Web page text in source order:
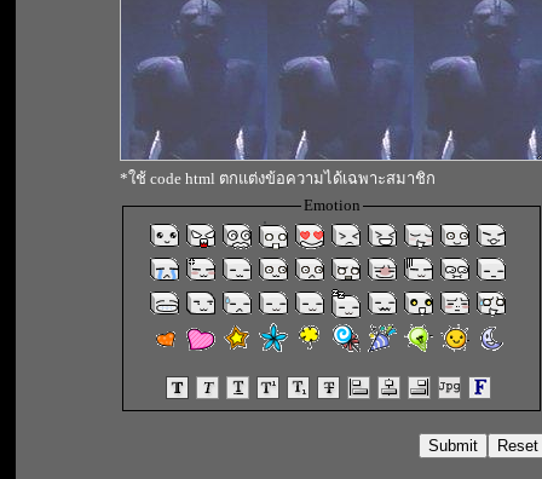
*ใช้ code html ตกแต่งข้อความได้เฉพาะสมาชิก
Emotion